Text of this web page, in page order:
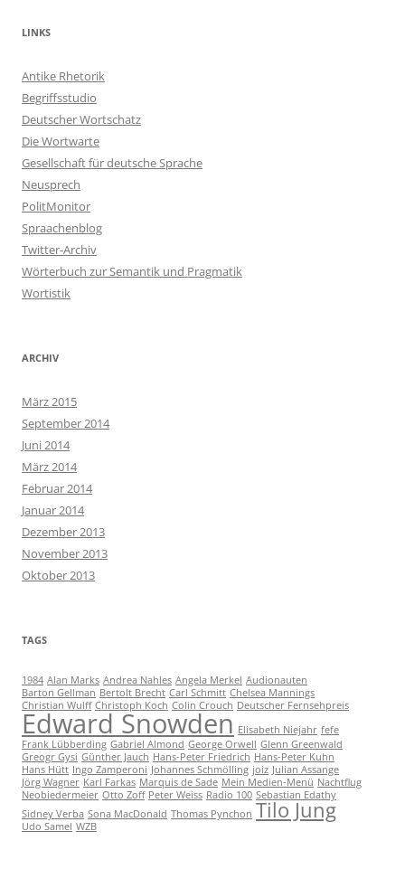
LINKS
Antike Rhetorik
Begriffsstudio
Deutscher Wortschatz
Die Wortwarte
Gesellschaft für deutsche Sprache
Neusprech
PolitMonitor
Spraachenblog
Twitter-Archiv
Wörterbuch zur Semantik und Pragmatik
Wortistik
ARCHIV
März 2015
September 2014
Juni 2014
März 2014
Februar 2014
Januar 2014
Dezember 2013
November 2013
Oktober 2013
TAGS
1984 Alan Marks Andrea Nahles Angela Merkel Audionauten
Barton Gellman Bertolt Brecht Carl Schmitt Chelsea Mannings
Christian Wulff Christoph Koch Colin Crouch Deutscher Fernsehpreis
Edward Snowden Elisabeth Niejahr fefe
Frank Lübberding Gabriel Almond George Orwell Glenn Greenwald
Greogr Gysi Günther Jauch Hans-Peter Friedrich Hans-Peter Kuhn
Hans Hütt Ingo Zamperoni Johannes Schmölling joiz Julian Assange
Jörg Wagner Karl Farkas Marquis de Sade Mein Medien-Menü Nachtflug
Neobiedermeier Otto Zoff Peter Weiss Radio 100 Sebastian Edathy
Sidney Verba Sona MacDonald Thomas Pynchon Tilo Jung
Udo Samel WZB